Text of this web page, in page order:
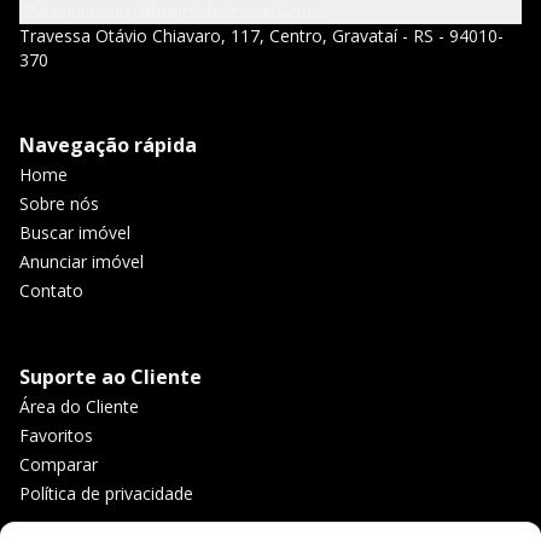
Travessa Otávio Chiavaro, 117, Centro, Gravataí - RS - 94010-
370
Navegação rápida
Home
Sobre nós
Buscar imóvel
Anunciar imóvel
Contato
Suporte ao Cliente
Área do Cliente
Favoritos
Comparar
Política de privacidade